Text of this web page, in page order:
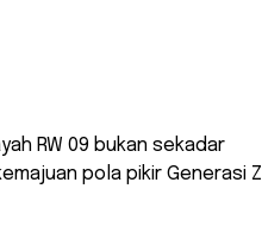
RW 09 bukan sekadar
pola pikir Generasi Z